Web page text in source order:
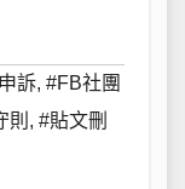
訴, #FB社團
則 , #貼文刪